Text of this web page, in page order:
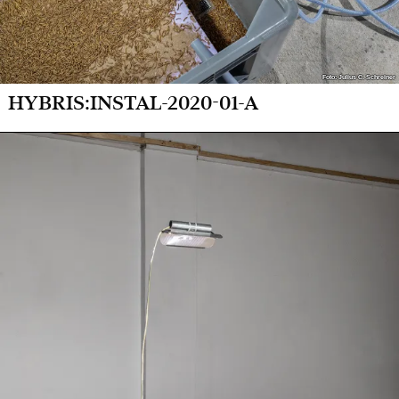
Foto: Julius C. Schreiner
Foto: Julius C. Schreiner
HYBRIS:INSTAL-2020-01-A